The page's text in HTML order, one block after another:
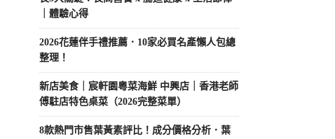
｜體驗心得
2026花蓮伴手禮推薦．10家必買名產懶人包總
整理！
新店美食｜宸軒園粵菜海鮮 中興店｜香港老師
傅駐店特色桌菜（2026完整菜單）
8款熱門市售葉黃素評比！成分價格分析．葉